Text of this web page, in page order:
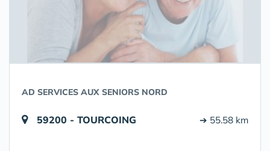
AD SERVICES AUX SENIORS NORD
59200 - TOURCOING ➔ 55.58 km